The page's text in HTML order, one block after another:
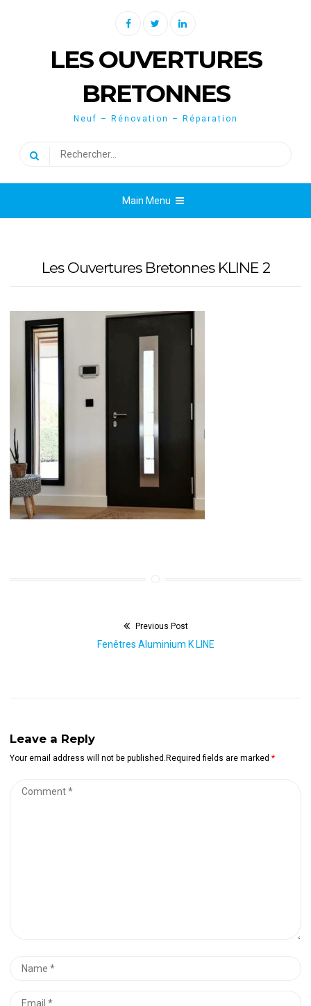
FacebookTwitterLinkedin
LES OUVERTURES
BRETONNES
Neuf – Rénovation – Réparation
Rechercher :
Main Menu
Les Ouvertures Bretonnes KLINE 2
Previous Post
Previous
Fenêtres Aluminium K LINE
Leave a Reply
Your email address will not be published.Required fields are marked *
Comment
Name
Email